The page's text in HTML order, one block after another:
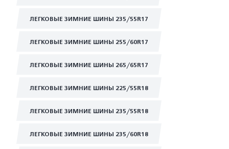
ЛЕГКОВЫЕ ЗИМНИЕ ШИНЫ 235/55R17
ЛЕГКОВЫЕ ЗИМНИЕ ШИНЫ 255/60R17
ЛЕГКОВЫЕ ЗИМНИЕ ШИНЫ 265/65R17
ЛЕГКОВЫЕ ЗИМНИЕ ШИНЫ 225/55R18
ЛЕГКОВЫЕ ЗИМНИЕ ШИНЫ 235/55R18
ЛЕГКОВЫЕ ЗИМНИЕ ШИНЫ 235/60R18